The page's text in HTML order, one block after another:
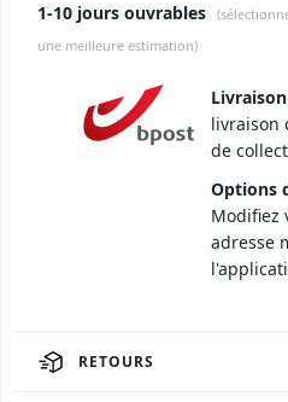
1-10 jours ouvrables
une meilleure estimation)
livraison
de
Options
Modifiez
adresse
RETOURS